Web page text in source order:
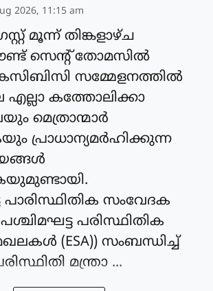
2026, 11:15 am
മൂന്ന് തിങ്കളാഴ്ച
സെന്റ് തോമസില്‍
സമ്മേളനത്തില്‍
എല്ലാ കത്തോലിക്കാ
മെത്രാന്മാര്‍
പ്രാധാന്യമര്‍ഹിക്കുന്ന
പാരിസ്ഥിതിക സംവേദക
പശ്ചിമഘട്ട പരിസ്ഥിതിക
(ESA)) സംബന്ധിച്ച്
മന്ത്രാ ...